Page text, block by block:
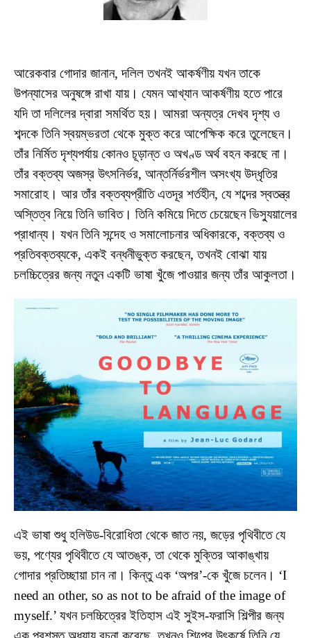
আরেকবার গোদার জানান, দলিল তখনই আকর্ষণীয় যখন তাকে
উপন্যাসের অনুষঙ্গে রাখা যায়। যেমন আখ্যান আকর্ষণীয় হতে পারে
যদি তা দলিলের দ্বারা সমর্থিত হয়। আমরা অন্যত্র দেখব দৃশ্য ও
শব্দকে তিনি স্বয়ম্ভরতা থেকে মুক্ত করে আপেক্ষিক করে তুলেছেন।
তাঁর নির্মিত দৃশ্যপর্যায় কোনও চূড়ান্ত ও অখণ্ড অর্থ বহন করছে না।
তাঁর বক্তব্য অজস্র উৎসনির্ভর, আন্তর্নির্ভরশীল অসংখ্য উদ্ধৃতির
সমারোহ। আর তাঁর বক্তব্যপ্রীতি এতদূর শর্তহীন, যে শব্দের স্বতন্ত্র
অস্তিত্ব নিয়ে তিনি ভাবিত। তিনি কমিয়ে দিতে চেয়েছেন ভিস্যুয়ালের
প্রাধান্য। যখন তিনি সন্দেহ ও সমালোচনার অধিকারকে, বক্তব্য ও
প্রতিবক্তব্যকে, একই বন্ধনীভুক্ত করছেন, তখনই বোঝা যায়
চলচ্চিত্রের জন্য নতুন একটি ভাষা খুঁজে পাওয়ার জন্য তাঁর আকুলতা।
এই ভাষা শুধু হলিউড-বিরোধিতা থেকে জাত নয়, জড়ের পৃথিবীতে যে
ভয়, পণ্যের পৃথিবীতে যে আতঙ্ক, তা থেকে মুক্তির আকাঙ্খায়
গোদার প্রতিচ্ছায়া চান না। কিন্তু এক ‘অপর’-কে খুঁজে চলেন। ‘I
need an other, so as not to be afraid of the image of
myself.’ যখন চলচ্চিত্রের ইতিহাস এই সুইস-ফরাসি শিল্পীর জন্য